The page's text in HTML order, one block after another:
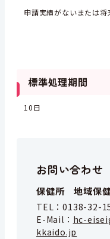
申請実績がないまたは
標準処理期間
10日
お問い合わせ
保健所 地域保
TEL：0138-32-
E-Mail： hc-
kkaido.jp